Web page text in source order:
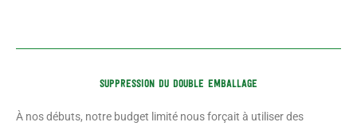
SUPPRESSION DU DOUBLE EMBALLAGE
À nos débuts, notre budget limité nous forçait à utiliser des